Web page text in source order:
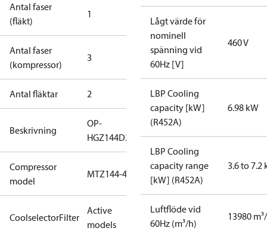
Antal faser
(fläkt)
1
Antal faser
(kompressor)
3
Antal fläktar 2
Beskrivning
OP-
HGZ144D20E
Compressor
model
MTZ144-4
CoolselectorFilter
Active
models
Lågt värde för
nominell
spänning vid
60Hz [V]
460 V
LBP Cooling
capacity [kW]
(R452A)
6.98 kW
LBP Cooling
capacity range
[kW] (R452A)
3.6 to 7.2
Luftflöde vid
60Hz (m³/h)
13980